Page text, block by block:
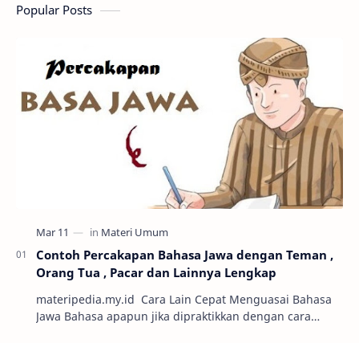
Popular Posts
Contoh Percakapan Bahasa Jawa dengan Teman ,
Orang Tua , Pacar dan Lainnya Lengkap
materipedia.my.id Cara Lain Cepat Menguasai Bahasa
Jawa Bahasa apapun jika dipraktikkan dengan cara